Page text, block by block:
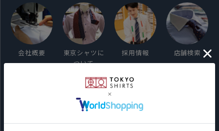
会社概要
東京シャツに
ついて
採用情報 店舗検索
サイト利用規約